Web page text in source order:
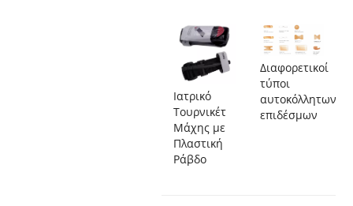
Ιατρικό
Τουρνικέτ
Μάχης με
Πλαστική
Ράβδο
Διαφορετικοί
τύποι
αυτοκόλλητων
επιδέσμων